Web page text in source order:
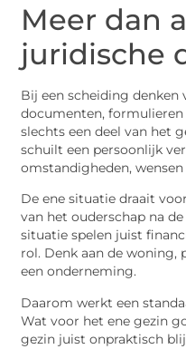
Meer dan
juridische
Bij een scheiding denken
documenten,
slechts een deel van het
schuilt een persoonlijk
omstandigheden, wensen
De ene situatie draait
van het ouderschap na
situatie spelen juist
rol. Denk aan de woning,
een onderneming.
Daarom werkt een
Wat voor het ene gezin
gezin juist onpraktisch